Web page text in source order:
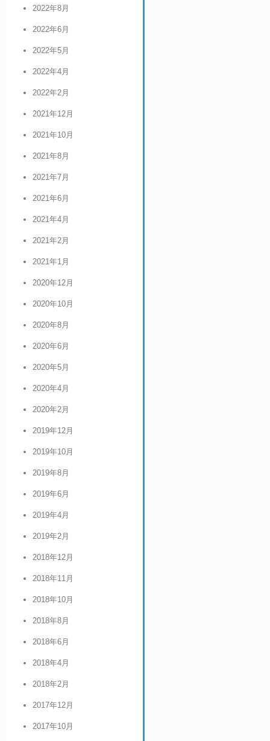
2022年8月
2022年6月
2022年5月
2022年4月
2022年2月
2021年12月
2021年10月
2021年8月
2021年7月
2021年6月
2021年4月
2021年2月
2021年1月
2020年12月
2020年10月
2020年8月
2020年6月
2020年5月
2020年4月
2020年2月
2019年12月
2019年10月
2019年8月
2019年6月
2019年4月
2019年2月
2018年12月
2018年11月
2018年10月
2018年8月
2018年6月
2018年4月
2018年2月
2017年12月
2017年10月